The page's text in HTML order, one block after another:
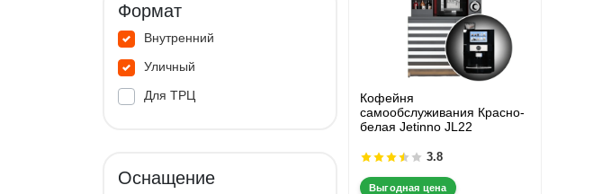
Формат
Внутренний
Уличный
Для ТРЦ
Оснащение
Кофейня
самообслуживания Красно-
белая Jetinno JL22
3.8
Выгодная цена